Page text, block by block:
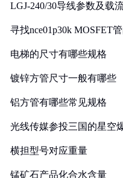
LGJ-240/30导线参数及载
寻找nce01p30k MOSFET
电梯的尺寸有哪些规格
镀锌方管尺寸一般有哪些
铝方管有哪些常见规格
光线传媒参投三国的星空
横担型号对应重量
锰矿石产品化合水含量